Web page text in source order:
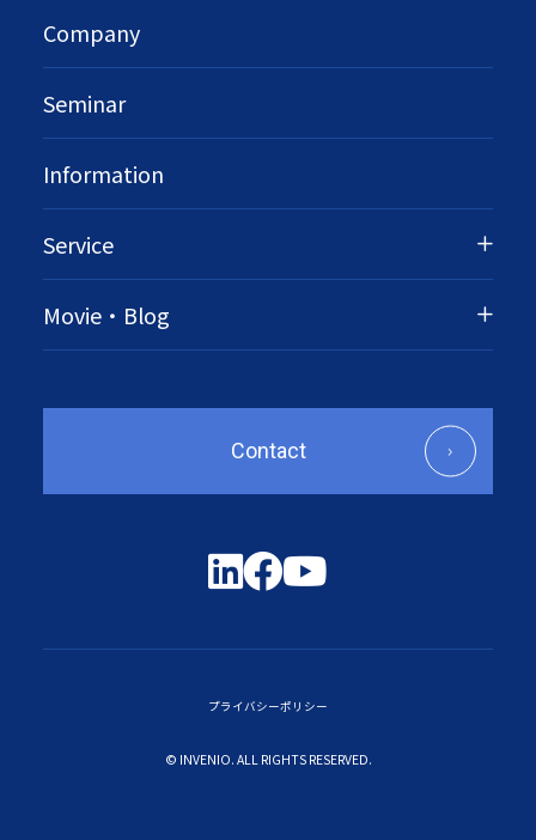
Company
Seminar
Information
Service
Movie・Blog
Contact
プライバシーポリシー
© INVENIO. ALL RIGHTS RESERVED.